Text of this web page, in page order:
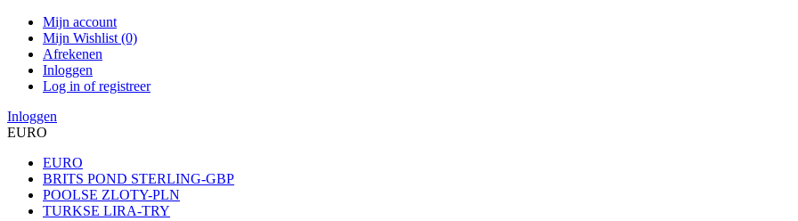
Mijn account
Mijn Wishlist (0)
Afrekenen
Inloggen
Log in of registreer
Inloggen
EURO
EURO
BRITS POND STERLING-GBP
POOLSE ZLOTY-PLN
TURKSE LIRA-TRY